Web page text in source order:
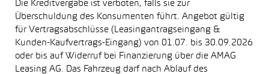
Die Kreditvergabe ist verboten, falls sie zur
Überschuldung des Konsumenten führt. Angebot gültig
für Vertragsabschlüsse (Leasingantragseingang &
Kunden-Kaufvertrags-Eingang) von 01.07. bis 30.09.2026
oder bis auf Widerruf bei Finanzierung über die AMAG
Leasing AG. Das Fahrzeug darf nach Ablauf des